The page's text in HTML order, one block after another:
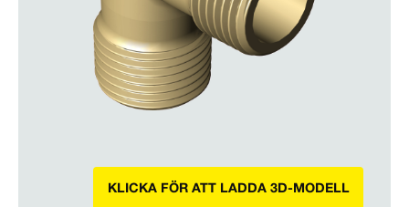
KLICKA FÖR ATT LADDA 3D-MODELL